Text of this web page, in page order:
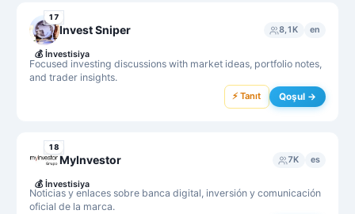
17
Invest Sniper 8,1K en
Focused investing discussions with market ideas, portfolio notes,
and trader insights.
💰 İnvestisiya
⚡ Tanıt Qoşul →
18
MyInvestor 7K es
Noticias y enlaces sobre banca digital, inversión y comunicación
oficial de la marca.
💰 İnvestisiya